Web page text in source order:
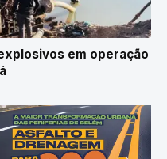
em operação